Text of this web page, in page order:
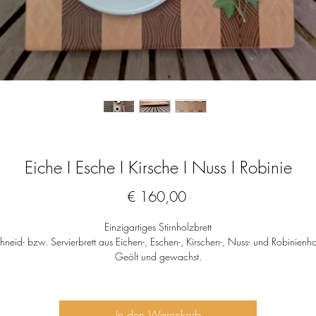
Eiche I Esche I Kirsche I Nuss I Robinie
€ 160,00Preis
Einzigartiges Stirnholzbrett
bzw. Servierbrett aus Eichen-, Eschen-, Kirschen-, Nuss- und
Geölt und gewachst.
Nur Handwäsche.